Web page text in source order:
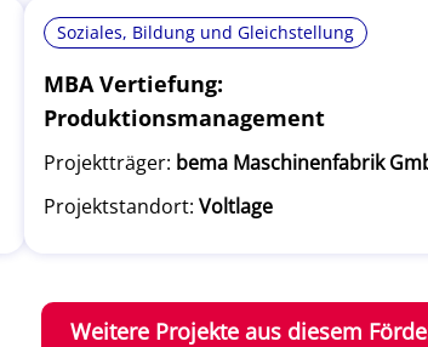
Soziales, Bildung und Gleichstellung
MBA Vertiefung:
Produktionsmanagement
Projektträger: bema Maschinenfabrik
Projektstandort: Voltlage
Weitere Projekte aus diesem